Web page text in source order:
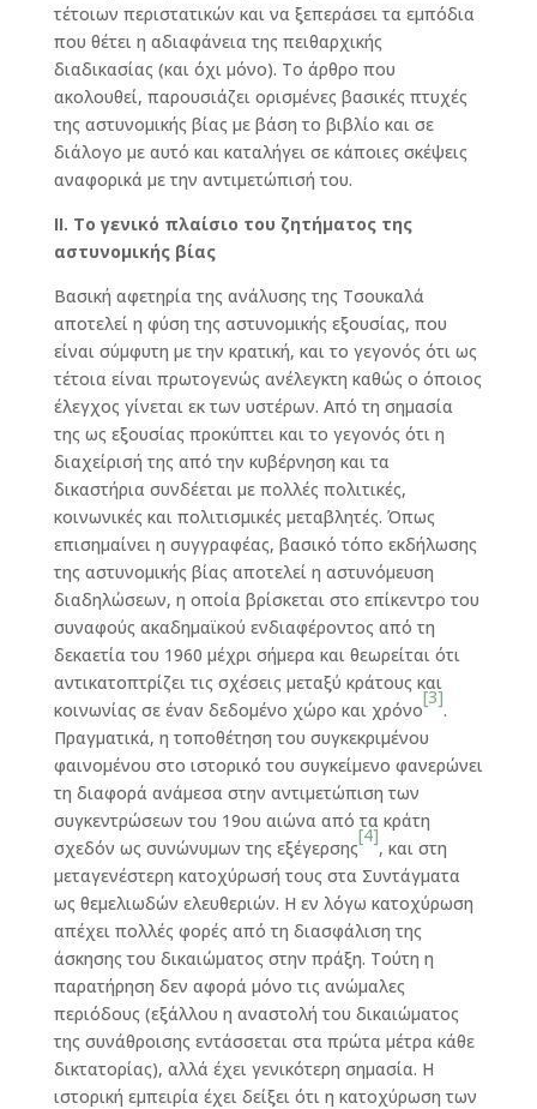
τέτοιων περιστατικών και να ξεπεράσει τα εμπόδια
που θέτει η αδιαφάνεια της πειθαρχικής
διαδικασίας (και όχι μόνο). Το άρθρο που
ακολουθεί, παρουσιάζει ορισμένες βασικές πτυχές
της αστυνομικής βίας με βάση το βιβλίο και σε
διάλογο με αυτό και καταλήγει σε κάποιες σκέψεις
αναφορικά με την αντιμετώπισή του.
ΙΙ. Το γενικό πλαίσιο του ζητήματος της
αστυνομικής βίας
Βασική αφετηρία της ανάλυσης της Τσουκαλά
αποτελεί η φύση της αστυνομικής εξουσίας, που
είναι σύμφυτη με την κρατική, και το γεγονός ότι ως
τέτοια είναι πρωτογενώς ανέλεγκτη καθώς ο όποιος
έλεγχος γίνεται εκ των υστέρων. Από τη σημασία
της ως εξουσίας προκύπτει και το γεγονός ότι η
διαχείρισή της από την κυβέρνηση και τα
δικαστήρια συνδέεται με πολλές πολιτικές,
κοινωνικές και πολιτισμικές μεταβλητές. Όπως
επισημαίνει η συγγραφέας, βασικό τόπο εκδήλωσης
της αστυνομικής βίας αποτελεί η αστυνόμευση
διαδηλώσεων, η οποία βρίσκεται στο επίκεντρο του
συναφούς ακαδημαϊκού ενδιαφέροντος από τη
δεκαετία του 1960 μέχρι σήμερα και θεωρείται ότι
αντικατοπτρίζει τις σχέσεις μεταξύ κράτους και
κοινωνίας σε έναν δεδομένο χώρο και χρόνο
[3]
.
Πραγματικά, η τοποθέτηση του συγκεκριμένου
φαινομένου στο ιστορικό του συγκείμενο φανερώνει
τη διαφορά ανάμεσα στην αντιμετώπιση των
συγκεντρώσεων του 19ου αιώνα από τα κράτη
σχεδόν ως συνώνυμων της εξέγερσης
[4]
, και στη
μεταγενέστερη κατοχύρωσή τους στα Συντάγματα
ως θεμελιωδών ελευθεριών. Η εν λόγω κατοχύρωση
απέχει πολλές φορές από τη διασφάλιση της
άσκησης του δικαιώματος στην πράξη. Τούτη η
παρατήρηση δεν αφορά μόνο τις ανώμαλες
περιόδους (εξάλλου η αναστολή του δικαιώματος
της συνάθροισης εντάσσεται στα πρώτα μέτρα κάθε
δικτατορίας), αλλά έχει γενικότερη σημασία. Η
ιστορική εμπειρία έχει δείξει ότι η κατοχύρωση των